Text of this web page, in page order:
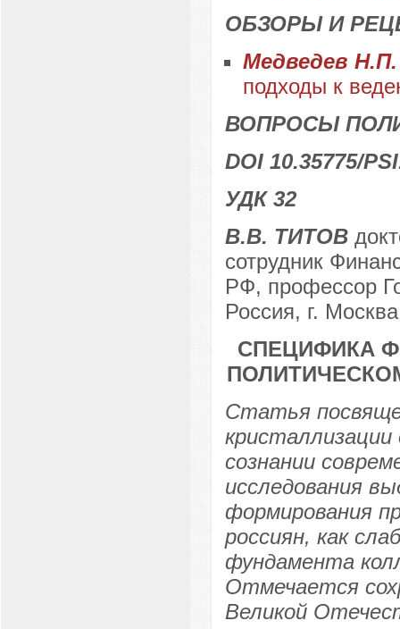
ОБЗОРЫ И
Медведев
подходы к
ВОПРОСЫ
DOI 10.35775/
УДК 32
В.В. ТИТОВ
сотрудник
РФ, профессор
Россия, г. Москва
СПЕЦИФИКА
Статья
сознании
исследования
формирования
россиян, как
фундамента
Отмечается
Великой